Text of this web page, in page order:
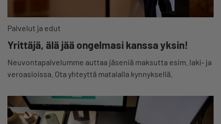
Palvelut ja edut
Yrittäjä, älä jää ongelmasi kanssa yksin!
Neuvontapalvelumme auttaa jäseniä maksutta esim. laki- ja
veroasioissa. Ota yhteyttä matalalla kynnyksellä.